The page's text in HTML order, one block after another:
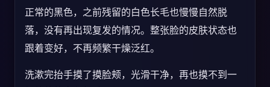
正常的黑色，之前残留的白色长毛也慢慢自然脱
落，没有再出现复发的情况。整张脸的皮肤状态也
跟着变好，不再频繁干燥泛红。
洗漱完抬手摸了摸脸颊，光滑干净，再也摸不到一